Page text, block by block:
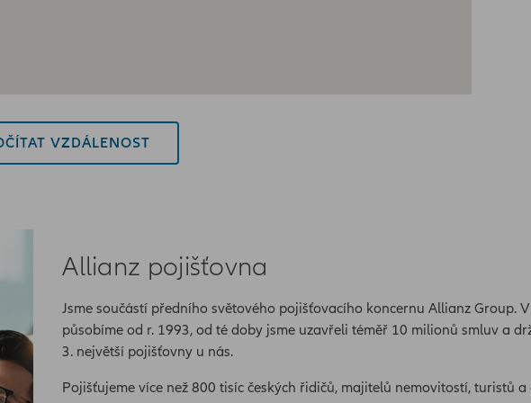
VZDÁLENOST
Allianz pojišťovna
Jsme součástí předního světového pojišťovacího koncernu Allianz Group.
působíme od r. 1993, od té doby jsme uzavřeli téměř 10 milionů smluv a
3. největší pojišťovny u nás.
Pojišťujeme více než 800 tisíc českých řidičů, majitelů nemovitostí, turistů